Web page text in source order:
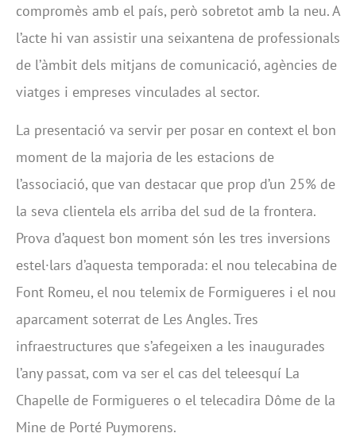
compromès amb el país, però sobretot amb la neu. A
l’acte hi van assistir una seixantena de professionals
de l’àmbit dels mitjans de comunicació, agències de
viatges i empreses vinculades al sector.
La presentació va servir per posar en context el bon
moment de la majoria de les estacions de
l’associació, que van destacar que prop d’un 25% de
la seva clientela els arriba del sud de la frontera.
Prova d’aquest bon moment són les tres inversions
estel·lars d’aquesta temporada: el nou telecabina de
Font Romeu, el nou telemix de Formigueres i el nou
aparcament soterrat de Les Angles. Tres
infraestructures que s’afegeixen a les inaugurades
l’any passat, com va ser el cas del teleesquí La
Chapelle de Formigueres o el telecadira Dôme de la
Mine de Porté Puymorens.